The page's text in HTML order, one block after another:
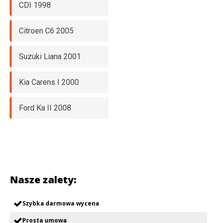
CDI 1998
Citroen C6 2005
Suzuki Liana 2001
Kia Carens I 2000
Ford Ka II 2008
Nasze zalety:
Szybka darmowa wycena
Prosta umowa